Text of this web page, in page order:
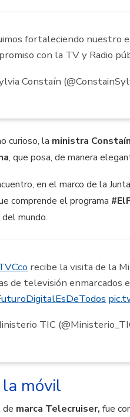
fortaleciendo nuestro
con la TV y Radio
Constaín
curioso, la ministra
, que posa, de manera
en el marco de la
comprende el programa
del mundo.
recibe la visita de la
de televisión enmarcados
TIC
la móvil
de marca Telecruiser, fue